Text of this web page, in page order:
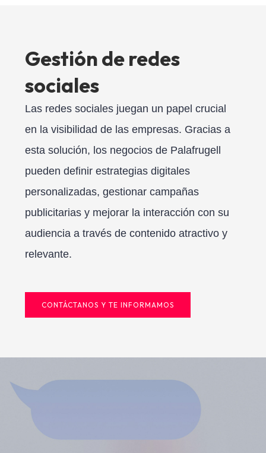
Gestión de redes
sociales
Las redes sociales juegan un papel crucial
en la visibilidad de las empresas. Gracias a
esta solución, los negocios de Palafrugell
pueden definir estrategias digitales
personalizadas, gestionar campañas
publicitarias y mejorar la interacción con su
audiencia a través de contenido atractivo y
relevante.
CONTÁCTANOS Y TE INFORMAMOS